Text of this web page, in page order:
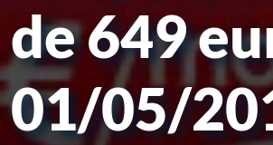
de 649
01/05/